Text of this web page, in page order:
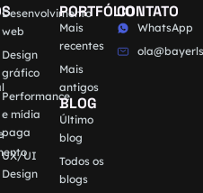
Desenvolvimento
web
Design
gráfico
Performance
e mídia
paga
UX/UI
Design
PORTFÓLIO
Mais
recentes
Mais
antigos
BLOG
Último
blog
Todos os
blogs
CONTATO
WhatsApp